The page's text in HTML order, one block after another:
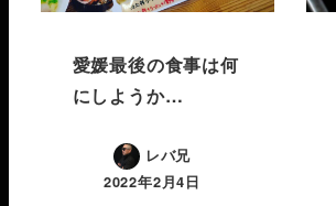
愛媛最後の食事は何
にしようか…
レバ兄
2022年2月4日